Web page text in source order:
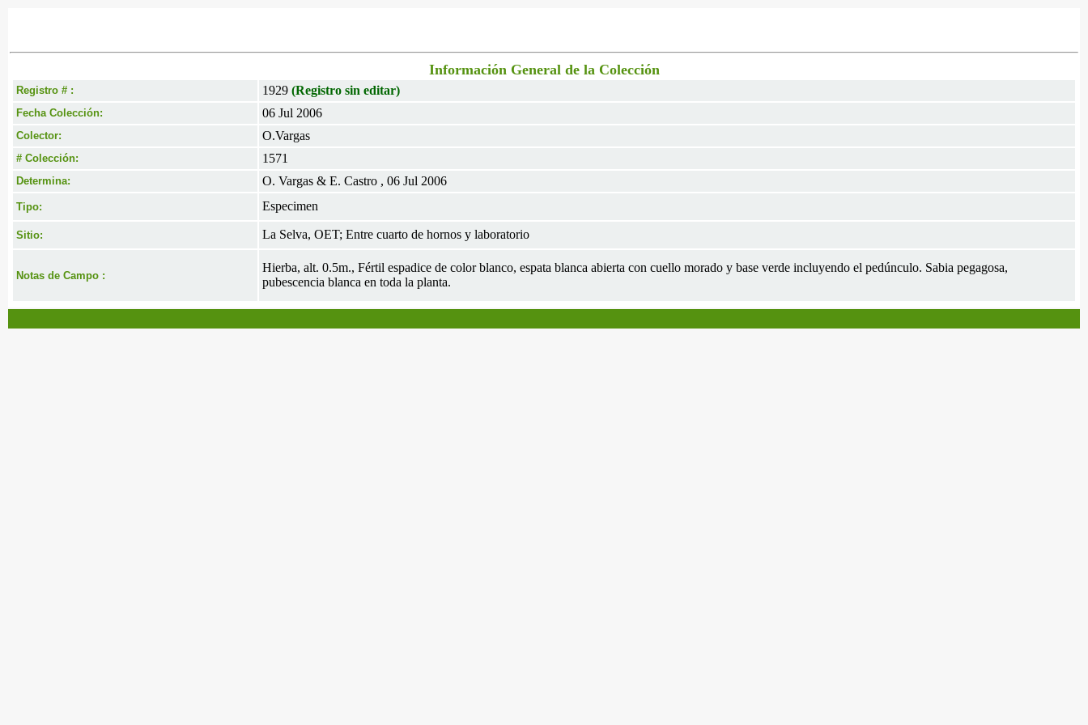
Información General de la Colección
Registro # : 1929 (Registro sin editar)
Fecha Colección: 06 Jul 2006
Colector: O.Vargas
# Colección: 1571
Determina: O. Vargas & E. Castro , 06 Jul 2006
Tipo: Especimen
Sitio: La Selva, OET; Entre cuarto de hornos y laboratorio
Notas de Campo :
Hierba, alt. 0.5m., Fértil espadice de color blanco, espata blanca abierta con cuello morado y base verde incluyendo el pedúnculo. Sabia pegagosa,
pubescencia blanca en toda la planta.